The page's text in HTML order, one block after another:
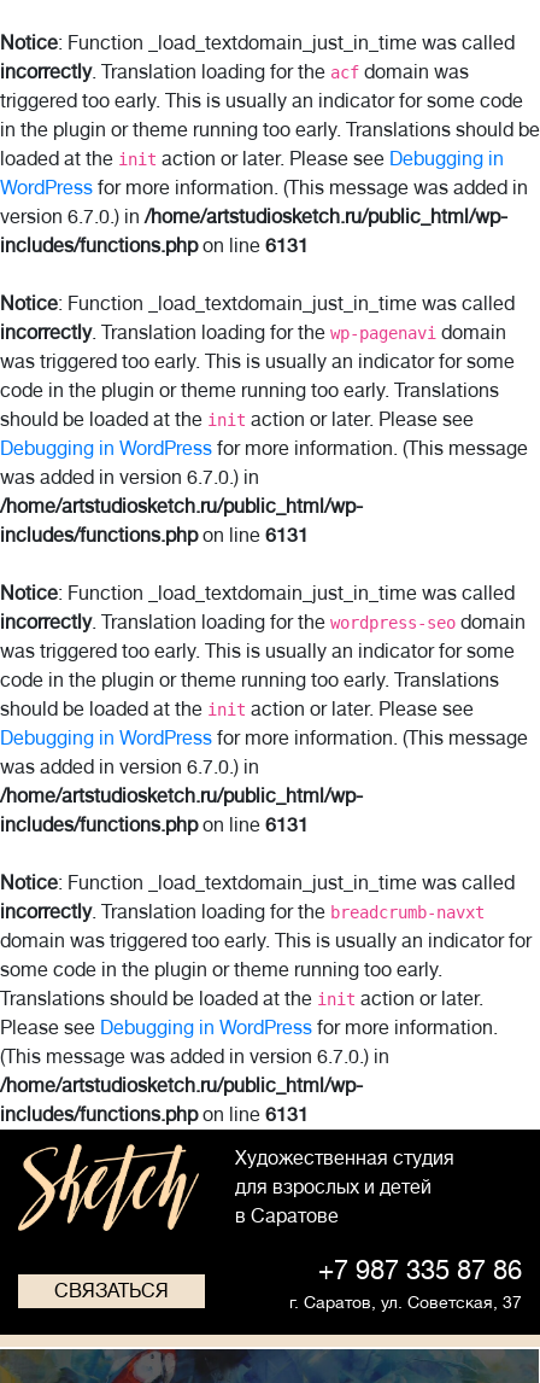
Notice: Function _load_textdomain_just_in_time was called
incorrectly. Translation loading for the acf domain was
triggered too early. This is usually an indicator for some code
in the plugin or theme running too early. Translations should be
loaded at the init action or later. Please see Debugging in
WordPress for more information. (This message was added in
version 6.7.0.) in/home/artstudiosketch.ru/public_html/wp-
includes/functions.phpon line 6131
Notice: Function _load_textdomain_just_in_time was called
incorrectly. Translation loading for the wp-pagenavi domain
was triggered too early. This is usually an indicator for some
code in the plugin or theme running too early. Translations
should be loaded at the init action or later. Please see
Debugging in WordPress for more information. (This message
was added in version 6.7.0.) in
/home/artstudiosketch.ru/public_html/wp-
includes/functions.phpon line 6131
Notice: Function _load_textdomain_just_in_time was called
incorrectly. Translation loading for the wordpress-seo domain
was triggered too early. This is usually an indicator for some
code in the plugin or theme running too early. Translations
should be loaded at the init action or later. Please see
Debugging in WordPress for more information. (This message
was added in version 6.7.0.) in
/home/artstudiosketch.ru/public_html/wp-
includes/functions.phpon line 6131
Notice: Function _load_textdomain_just_in_time was called
incorrectly. Translation loading for the breadcrumb-navxt
domain was triggered too early. This is usually an indicator for
some code in the plugin or theme running too early.
Translations should be loaded at the init action or later.
Please see Debugging in WordPress for more information.
(This message was added in version 6.7.0.) in
/home/artstudiosketch.ru/public_html/wp-
includes/functions.phpon line 6131
Художественная студия
для взрослых и детей
в Саратове
СВЯЗАТЬСЯ
+7 987 335 87 86
г. Саратов, ул. Советская, 37